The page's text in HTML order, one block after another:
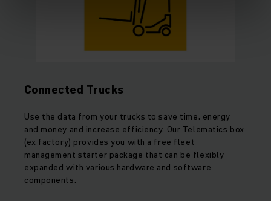
Connected Trucks
Use the data from your trucks to save time, energy
and money and increase efficiency. Our Telematics box
(ex factory) provides you with a free fleet
management starter package that can be flexibly
expanded with various hardware and software
components.